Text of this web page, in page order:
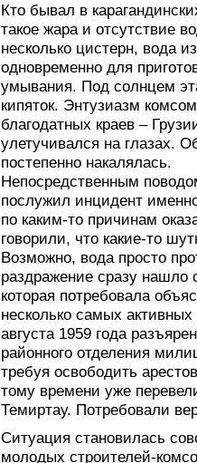
Кто бывал в
такое жара и отсутствие
несколько цистерн, вода
одновременно для
умывания. Под солнцем
кипяток. Энтузиазм
благодатных краев –
улетучивался на глазах.
постепенно накалялась.
Непосредственным
послужил инцидент
по каким-то причинам
говорили, что какие-то
Возможно, вода просто
раздражение сразу нашло
которая потребовала
несколько самых
августа 1959 года
районного отделения
требуя освободить
тому времени уже
Темиртау. Потребовали
Ситуация становилась
молодых строителей-